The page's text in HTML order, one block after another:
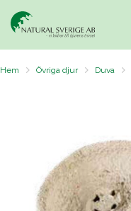
Hem Övriga djur Duva